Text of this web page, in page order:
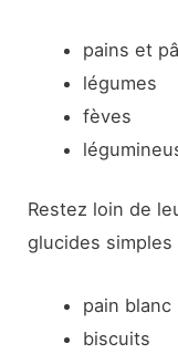
pains et
légumes
fèves
Restez loin de
glucides simples
pain blanc
biscuits